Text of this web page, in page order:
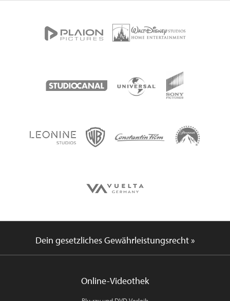
Dein gesetzliches Gewährleistungsrecht »
Online-Videothek